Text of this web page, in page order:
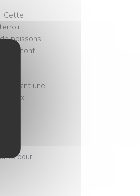
Cette
poissons
dont
une
pour